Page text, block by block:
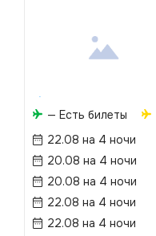
— Есть билеты
22.08 на 4 ночи
20.08 на 4 ночи
20.08 на 4 ночи
22.08 на 4 ночи
22.08 на 4 ночи